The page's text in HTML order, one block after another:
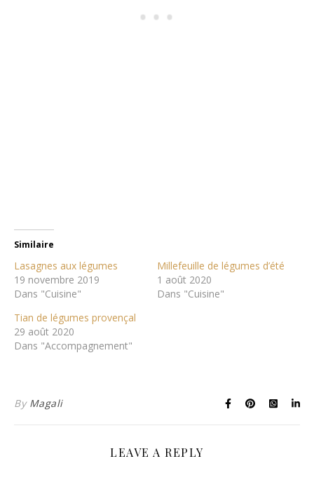
Similaire
Lasagnes aux légumes
19 novembre 2019
Dans "Cuisine"
Millefeuille de légumes d’été
1 août 2020
Dans "Cuisine"
Tian de légumes provençal
29 août 2020
Dans "Accompagnement"
By Magali
LEAVE A REPLY